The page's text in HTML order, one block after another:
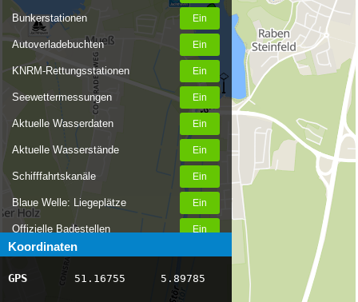
Bunkerstationen
Autoverladebuchten
KNRM-Rettungsstationen
Seewettermessungen
Aktuelle Wasserdaten
Aktuelle Wasserstände
Schifffahrtskanäle
Blaue Welle: Liegeplätze
Offizielle Badestellen
Nachrichten Binnenschifffahrt
AIS-Schiffspositionen
Koordinaten
GPS 51.16755 5.89785